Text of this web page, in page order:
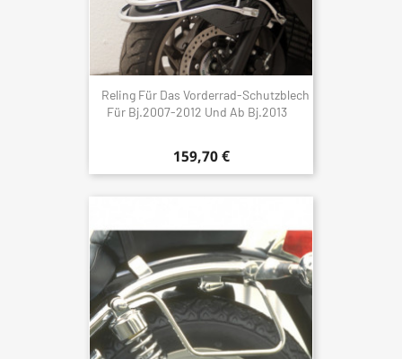
Reling Für Das Vorderrad-Schutzblech
Für Bj.2007-2012 Und Ab Bj.2013
159,70 €